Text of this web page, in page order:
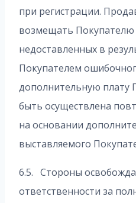
при регистрации.
возмещать Покупателю
недоставленных в
Покупателем
дополнительную
быть осуществлена
на основании
выставляемого
6.5. Стороны
ответственности за